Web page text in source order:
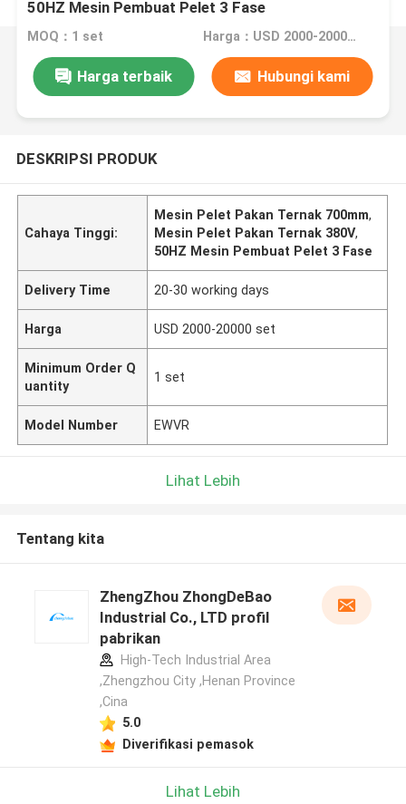
50HZ Mesin Pembuat Pelet 3 Fase
MOQ：1 set Harga：USD 2000-20000 set
Harga terbaik Hubungi kami
DESKRIPSI PRODUK
Cahaya Tinggi:
Mesin Pelet Pakan Ternak 700mm,
Mesin Pelet Pakan Ternak 380V,
50HZ Mesin Pembuat Pelet 3 Fase
Delivery Time 20-30 working days
Harga USD 2000-20000 set
Minimum Order Q
uantity
1 set
Model Number EWVR
Lihat Lebih
Tentang kita
ZhengZhou ZhongDeBao
Industrial Co., LTD profil
pabrikan
High-Tech Industrial Area
,Zhengzhou City ,Henan Province
,Cina
5.0
Diverifikasi pemasok
Lihat Lebih